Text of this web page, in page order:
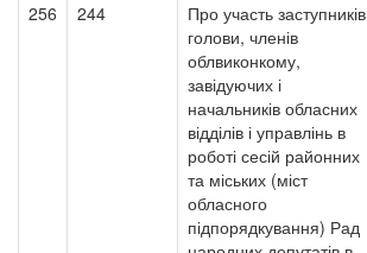
256 244
Про участь заступників
голови, членів
облвиконкому,
завідуючих і
начальників обласних
відділів і управлінь в
роботі сесій районних
та міських (міст
обласного
підпорядкування) Рад